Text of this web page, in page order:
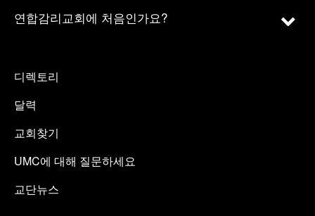
연합감리교회에 처음인가요?
디렉토리
달력
교회찾기
UMC에 대해 질문하세요
교단뉴스